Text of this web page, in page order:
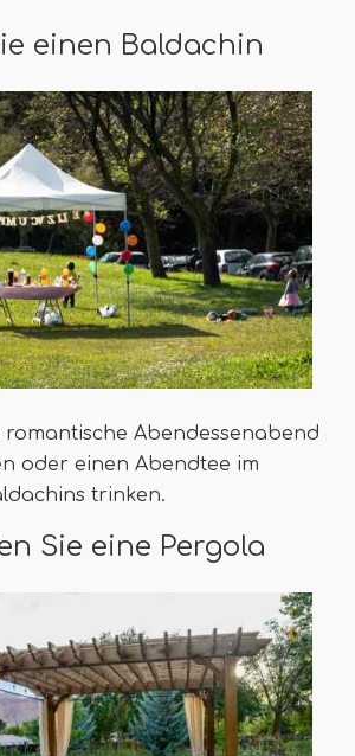
einen Baldachin
romantische Abendessenabend
oder einen Abendtee im
trinken.
Sie eine Pergola